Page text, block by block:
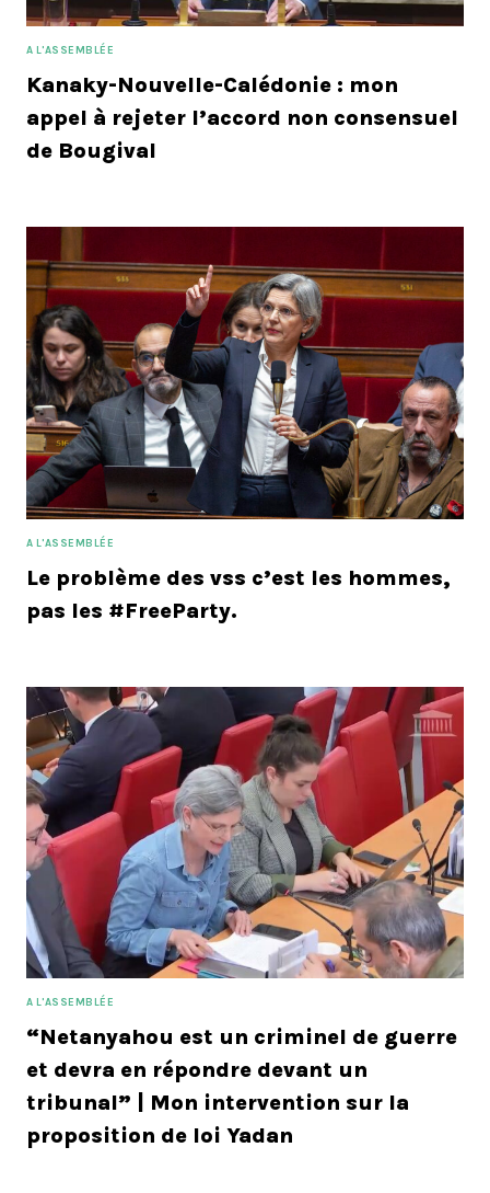
A L'ASSEMBLÉE
Kanaky-Nouvelle-Calédonie : mon
appel à rejeter l’accord non consensuel
de Bougival
A L'ASSEMBLÉE
Le problème des vss c’est les hommes,
pas les #FreeParty.
A L'ASSEMBLÉE
“Netanyahou est un criminel de guerre
et devra en répondre devant un
tribunal” | Mon intervention sur la
proposition de loi Yadan